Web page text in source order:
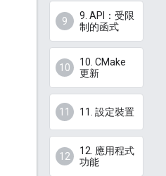
9. API：受限
制的函式
10. CMake
更新
11. 設定裝置
12. 應用程式
功能